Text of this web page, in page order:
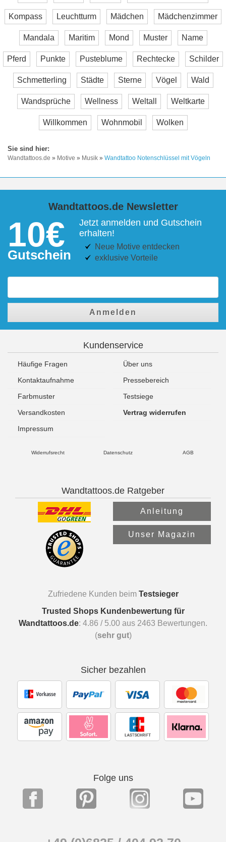
Kompass Leuchtturm Mädchen Mädchenzimmer
Mandala Maritim Mond Muster Name
Pferd Punkte Pusteblume Rechtecke Schilder
Schmetterling Städte Sterne Vögel Wald
Wandsprüche Wellness Weltall Weltkarte
Willkommen Wohnmobil Wolken
Wandtattoos.de » Motive » Musik » Wandtattoo Notenschlüssel mit Vögeln
Wandtattoos.de Newsletter
10€
Gutschein
Jetzt anmelden und Gutschein
erhalten!
Neue Motive entdecken
exklusive Vorteile
Anmelden
Kundenservice
Häufige Fragen
Über uns
Kontaktaufnahme
Pressebereich
Farbmuster
Testsiege
Versandkosten
Vertrag widerrufen
Impressum
Widerrufsrecht Datenschutz AGB
Wandtattoos.de Ratgeber
Anleitung
Unser Magazin
Zufriedene Kunden beim Testsieger
Trusted Shops Kundenbewertung für
Wandtattoos.de: 4.86 / 5.00 aus 2463 Bewertungen.
(sehr gut)
Sicher bezahlen
Folge uns